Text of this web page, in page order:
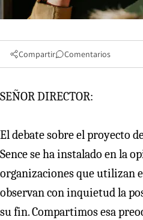
Compartir Comentarios
SEÑOR DIRECTOR:
El debate sobre el proyecto
Sence se ha instalado en la
organizaciones que utilizan
observan con inquietud la
su fin. Compartimos esa